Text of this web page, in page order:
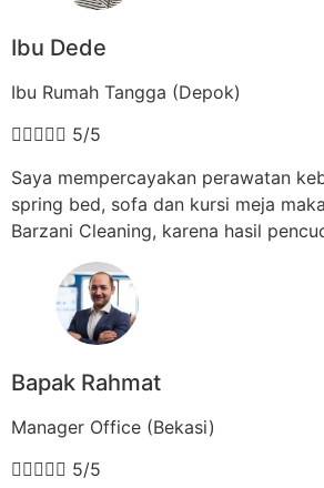
Ibu Dede
Ibu Rumah Tangga (Depok)
 5/5
Saya mempercayakan perawatan
spring bed, sofa dan kursi meja
Barzani Cleaning, karena hasil
Bapak Rahmat
Manager Office (Bekasi)
 5/5